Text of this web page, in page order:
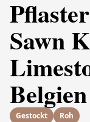
Sawn
Belgien
Gestockt Roh